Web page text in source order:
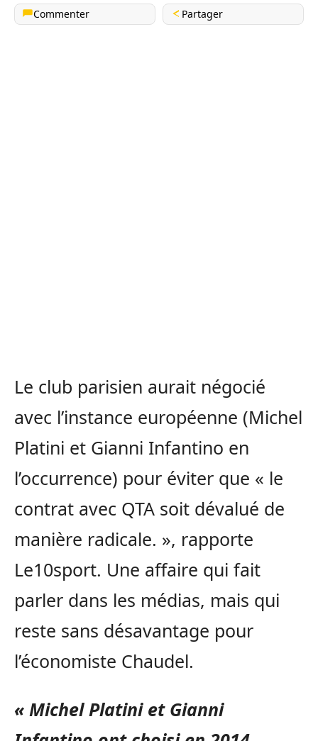
Commenter
Partager
Le club parisien aurait négocié
avec l’instance européenne (Michel
Platini et Gianni Infantino en
l’occurrence) pour éviter que « le
contrat avec QTA soit dévalué de
manière radicale. », rapporte
Le10sport. Une affaire qui fait
parler dans les médias, mais qui
reste sans désavantage pour
l’économiste Chaudel.
« Michel Platini et Gianni